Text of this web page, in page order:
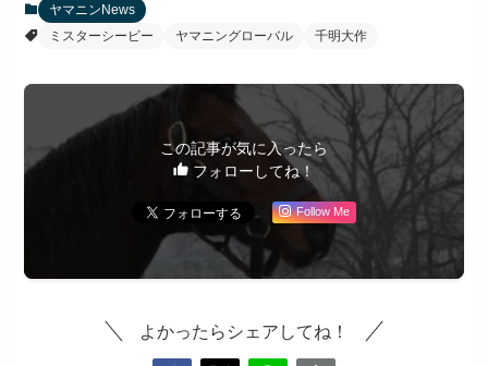
ヤマニンNews
ミスターシービー
ヤマニングローバル 千明大作
この記事が気に入ったら
フォローしてね！
Follow Me
よかったらシェアしてね！